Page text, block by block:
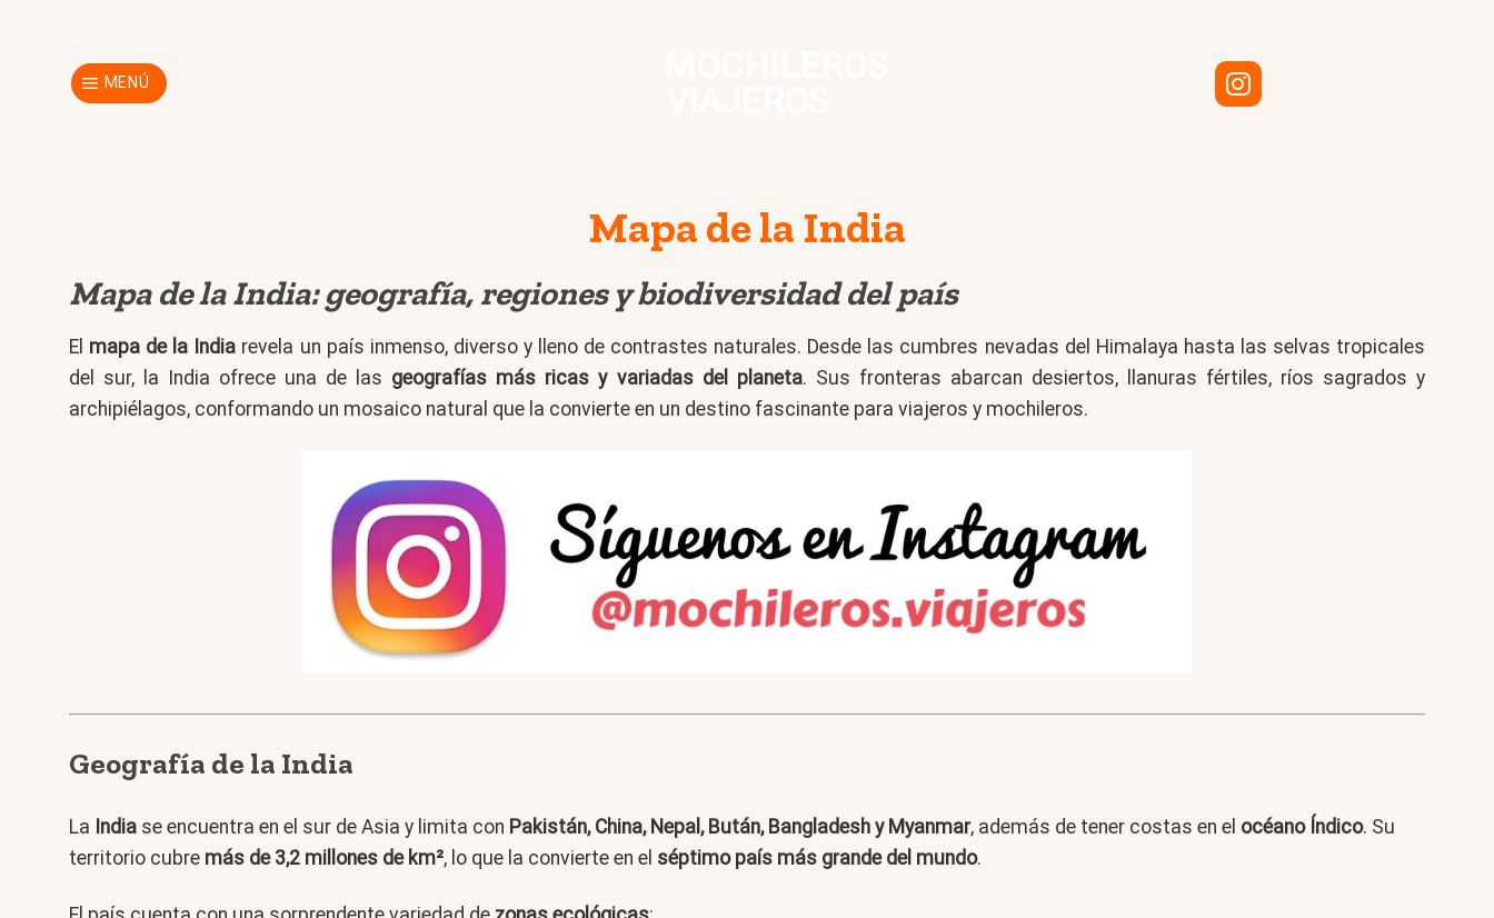
MENÚ
Mapa de la India
Mapa de la India: geografía, regiones y biodiversidad del país
El mapa de la India revela un país inmenso, diverso y lleno de contrastes naturales. Desde las cumbres nevadas del Himalaya hasta las selvas tropicales
del sur, la India ofrece una de las geografías más ricas y variadas del planeta. Sus fronteras abarcan desiertos, llanuras fértiles, ríos sagrados y
archipiélagos, conformando un mosaico natural que la convierte en un destino fascinante para viajeros y mochileros.
Geografía de la India
La India se encuentra en el sur de Asia y limita con Pakistán, China, Nepal, Bután, Bangladesh y Myanmar, además de tener costas en el océano Índico. Su
territorio cubre más de 3,2 millones de km², lo que la convierte en el séptimo país más grande del mundo.